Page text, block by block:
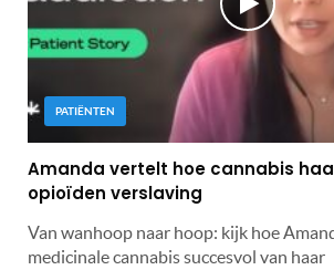
PATIËNTEN
Amanda vertelt hoe cannabis
opioïden verslaving
Van wanhoop naar hoop: kijk hoe
medicinale cannabis succesvol van haar